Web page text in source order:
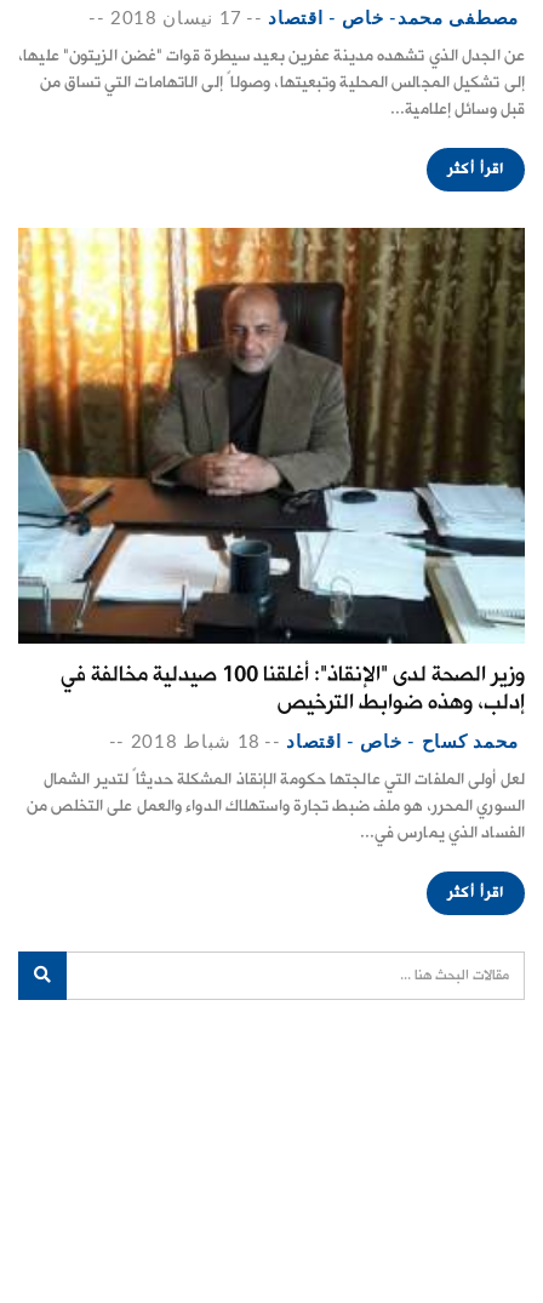
مصطفى محمد- خاص - اقتصاد -- 17 نيسان 2018 --
عن الجدل الذي تشهده مدينة عفرين بعيد سيطرة قوات "غضن الزيتون" عليها،
إلى تشكيل المجالس المحلية وتبعيتها، وصولاً إلى الاتهامات التي تساق من
قبل وسائل إعلامية...
اقرأ أكثر
وزير الصحة لدى "الإنقاذ": أغلقنا 100 صيدلية مخالفة في
إدلب، وهذه ضوابط الترخيص
محمد كساح - خاص - اقتصاد -- 18 شباط 2018 --
لعل أولى الملفات التي عالجتها حكومة الإنقاذ المشكلة حديثاً لتدير الشمال
السوري المحرر، هو ملف ضبط تجارة واستهلاك الدواء والعمل على التخلص من
الفساد الذي يمارس في...
اقرأ أكثر